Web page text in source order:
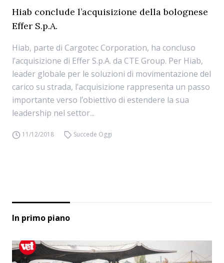
Hiab conclude l’acquisizione della bolognese
Effer S.p.A.
Hiab, parte di Cargotec Corporation, ha concluso
l’acquisizione di Effer S.p.A. da CTE Group. Per Hiab,
leader globale per le soluzioni di movimentazione del
carico su strada, l’acquisizione rappresenta un passo
importante verso l’obiettivo di estendere la sua
leadership nel settor...
11/12/2018 Succede Oggi
In primo piano